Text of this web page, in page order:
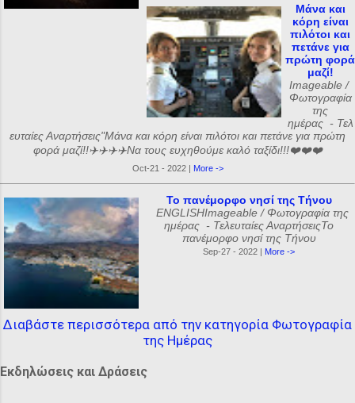
Μάνα και
κόρη είναι
πιλότοι και
πετάνε για
πρώτη φορά
μαζί!
Imageable /
Φωτογραφία
της
ημέρας - Τελ
ευταίες Αναρτήσεις"Μάνα και κόρη είναι πιλότοι και πετάνε για πρώτη
φορά μαζί!!✈️✈️✈️✈️Να τους ευχηθούμε καλό ταξίδι!!!❤️❤️❤️
Oct-21 - 2022 | More ->
Το πανέμορφο νησί της Τήνου
ENGLISHImageable / Φωτογραφία της
ημέρας - Τελευταίες ΑναρτήσειςΤο
πανέμορφο νησί της Τήνου
Sep-27 - 2022 | More ->
Διαβάστε περισσότερα από την κατηγορία Φωτογραφία
της Ημέρας
Εκδηλώσεις και Δράσεις